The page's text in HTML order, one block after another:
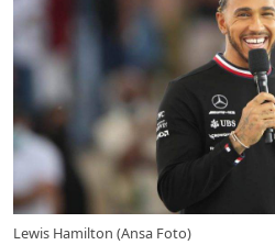
Lewis Hamilton (Ansa Foto)